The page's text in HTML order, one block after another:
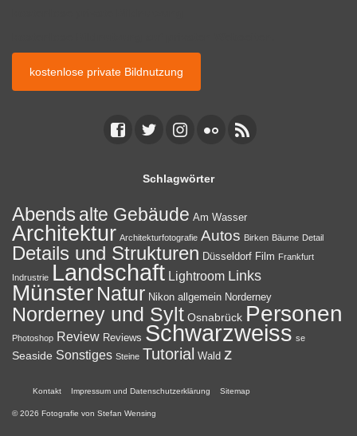
kostenlose private Bildnutzung
Schlagwörter
Abends alte Gebäude Am Wasser
Architektur Architekturfotografie Autos Birken Bäume Detail
Details und Strukturen Düsseldorf Film Frankfurt
Indrustrie Landschaft Lightroom Links
Münster Natur Nikon allgemein Norderney
Norderney und Sylt Osnabrück Personen
Photoshop Review Reviews Schwarzweiss se
Seaside Sonstiges Steine Tutorial Wald z
Kontakt Impressum und Datenschutzerklärung Sitemap
© 2026 Fotografie von Stefan Wensing